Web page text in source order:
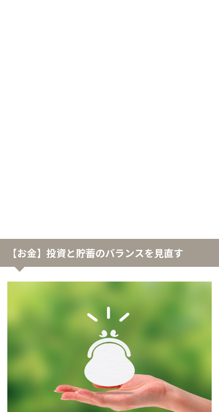
【お金】投資と貯蓄のバランスを見直す